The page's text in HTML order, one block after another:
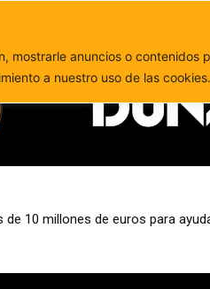
mostrarle anuncios o contenidos
a nuestro uso de las cookies.
de 10 millones de euros para